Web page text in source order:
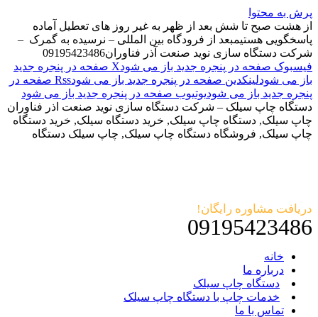
پرش به محتوا
از هشت صبح تا شش بعد از ظهر به غیر روز های تعطیل آماده
پاسخگویی هستیمبعد از فرودگاه بین المللی – نرسیده به گمرک –
شرکت دستگاه سازی نوید صنعت آذر فناوران09195423486
فیسبوک صفحه در پنجره جدید باز می شود
X صفحه در پنجره جدید
باز می شودلینکدین صفحه در پنجره جدید باز می شود
Rss صفحه در
پنجره جدید باز می شودیوتیوب صفحه در پنجره جدید باز می شود
دستگاه چاپ سیلک – شرکت دستگاه سازی نوید صنعت اذر فناوران
چاپ سیلک, دستگاه چاپ سیلک, خرید دستگاه سیلک, خرید دستگاه
چاپ سیلک, فروشگاه دستگاه چاپ سیلک, چاپ سیلک دستگاه
دریافت مشاوره رایگان!
09195423486
خانه
درباره ما
دستگاه چاپ سیلک
خدمات چاپ با دستگاه چاپ سیلک
تماس با ما